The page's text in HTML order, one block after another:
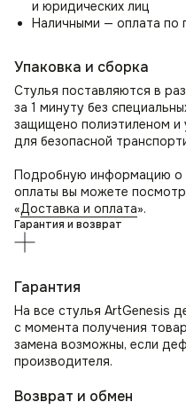
пространство.
и элегантности!
и юридических лиц
Наличными — оплата по
Упаковка и сборка
Стулья поставляются в
за 1 минуту без
защищено полиэтиленом и
для безопасной
Подробную информацию о
оплаты вы можете
«Доставка и оплата».
Гарантия и возврат
Гарантия
На все стулья ArtGenesis
с момента получения
замена возможны, если
производителя.
Возврат и обмен